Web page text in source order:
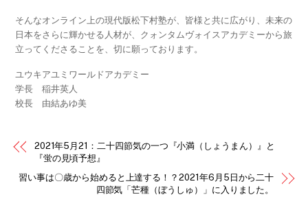
そんなオンライン上の現代版松下村塾が、皆様と共に広がり、未来の
日本をさらに輝かせる人材が、クォンタムヴォイスアカデミーから旅
立ってくださることを、切に願っております。
ユウキアユミワールドアカデミー
学長 稲井英人
校長 由結あゆ美
2021年5月21：二十四節気の一つ『小満（しょうまん）』と
『蛍の見頃予想』
習い事は〇歳から始めると上達する！？2021年6月5日から二十
四節気「芒種（ぼうしゅ）」に入りました。